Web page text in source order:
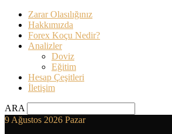
Zarar Olasılığınız
Hakkımızda
Forex Koçu Nedir?
Analizler
Doviz
Eğitim
Hesap Çeşitleri
İletişim
ARA
9 Ağustos 2026 Pazar